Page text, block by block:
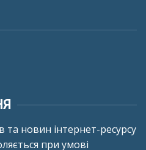
та новин інтернет-ресурсу
при умові